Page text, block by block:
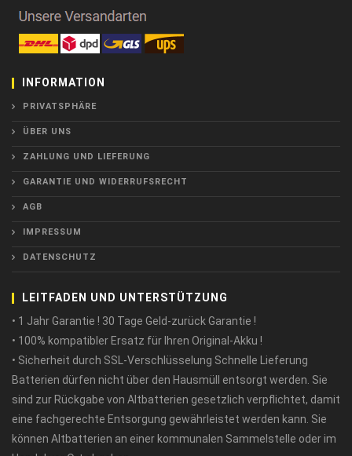
INFORMATION
PRIVATSPHÄRE
ÜBER UNS
ZAHLUNG UND LIEFERUNG
GARANTIE UND WIDERRUFSRECHT
AGB
IMPRESSUM
DATENSCHUTZ
LEITFADEN UND UNTERSTÜTZUNG
• 1 Jahr Garantie ! 30 Tage Geld-zurück Garantie !
• 100% kompatibler Ersatz für Ihren Original-Akku !
• Sicherheit durch SSL-Verschlüsselung Schnelle Lieferung
Batterien dürfen nicht über den Hausmüll entsorgt werden. Sie
sind zur Rückgabe von Altbatterien gesetzlich verpflichtet, damit
eine fachgerechte Entsorgung gewährleistet werden kann. Sie
können Altbatterien an einer kommunalen Sammelstelle oder im